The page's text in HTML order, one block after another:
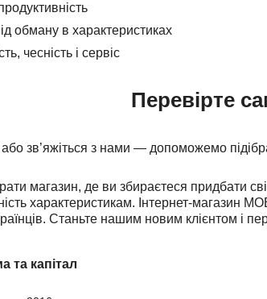
обману в характеристиках
чесність і сервіс
Перевірте
зв’яжіться з нами — допоможемо
магазин, де ви збираєтеся придбати
характеристикам. Інтернет-магазин
Станьте нашим новим клієнтом і
та капітал